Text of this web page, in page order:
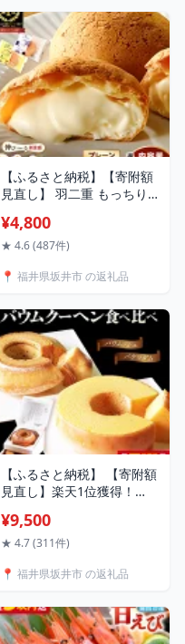
【ふるさと納税】【寄附額
見直し】 羽二重 もっちり
破！】プレーン 黒蜜きなこ
6個/8個/12個/16個 【単
ツ シュークリーム デザー
子 大量 お試し 詰め合わせ
人気スイーツ 個包装 西洋
菓子倶楽部
¥4,800
★ 4.6 (487件)
📍 福井県坂井市 の返礼品
【ふるさと納税】 【寄附額
見直し】楽天1位獲得！
食べ比べ2個セット【スイ
ーツ お菓子 お土産 詰め合
つ デザート 洋菓子 人気 セ
洋菓子倶楽部】
¥9,500
★ 4.7 (311件)
📍 福井県坂井市 の返礼品